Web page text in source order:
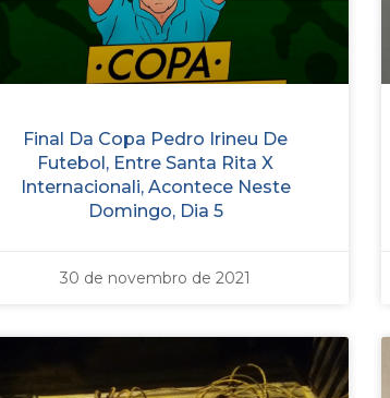
Final Da Copa Pedro Irineu De
Futebol, Entre Santa Rita X
Internacionali, Acontece Neste
Domingo, Dia 5
30 de novembro de 2021